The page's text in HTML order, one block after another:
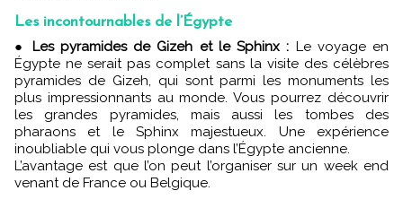
Les incontournables de l’Égypte
Les pyramides de Gizeh et le Sphinx : Le voyage en
Égypte ne serait pas complet sans la visite des célèbres
pyramides de Gizeh, qui sont parmi les monuments les
plus impressionnants au monde. Vous pourrez découvrir
les grandes pyramides, mais aussi les tombes des
pharaons et le Sphinx majestueux. Une expérience
inoubliable qui vous plonge dans l’Égypte ancienne.
L’avantage est que l’on peut l’organiser sur un week end
venant de France ou Belgique.